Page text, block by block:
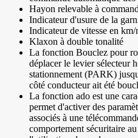
Hayon relevable à
Indicateur d'usure de la
Indicateur de vitesse en
Klaxon à double tonalité
La fonction Bouclez pour
déplacer le levier sélecteur
stationnement (PARK)
côté conducteur ait été
La fonction ado est une
permet d'activer des
associés à une
comportement sécuritaire